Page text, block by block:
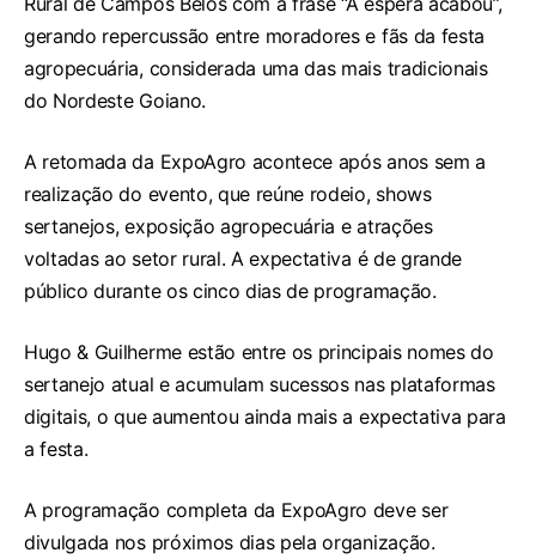
gerando repercussão entre moradores e fãs da festa
agropecuária, considerada uma das mais tradicionais
do Nordeste Goiano.
A retomada da ExpoAgro acontece após anos sem a
realização do evento, que reúne rodeio, shows
sertanejos, exposição agropecuária e atrações
voltadas ao setor rural. A expectativa é de grande
público durante os cinco dias de programação.
Hugo & Guilherme estão entre os principais nomes do
sertanejo atual e acumulam sucessos nas plataformas
digitais, o que aumentou ainda mais a expectativa para
a festa.
A programação completa da ExpoAgro deve ser
divulgada nos próximos dias pela organização.